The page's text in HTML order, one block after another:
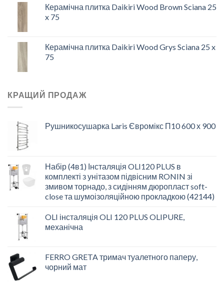
Керамічна плитка Daikiri Wood Brown Sciana 25
x 75
Керамічна плитка Daikiri Wood Grys Sciana 25 x
75
КРАЩИЙ ПРОДАЖ
Рушникосушарка Laris Євромікс П10 600 х 900
Набір (4в1) Інсталяція OLI120 PLUS в
комплекті з унітазом підвісним RONIN зі
змивом торнадо, з сидінням дюропласт soft-
close та шумоізоляційною прокладкою (42144)
OLI інсталяція OLI 120 PLUS OLIPURE,
механічна
FERRO GRETA тримач туалетного паперу,
чорний мат